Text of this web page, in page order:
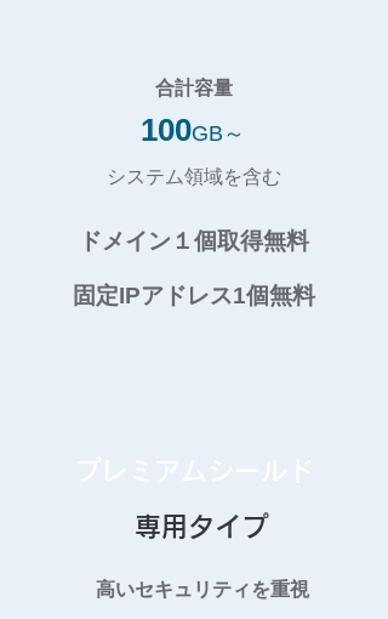
合計容量
100GB～
システム領域を含む
ドメイン１個取得無料
固定IPアドレス1個無料
専用タイプ
高いセキュリティを重視